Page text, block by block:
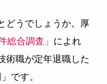
どうでしょうか。厚
総合調査」 によれ
術職が定年退職した
です。